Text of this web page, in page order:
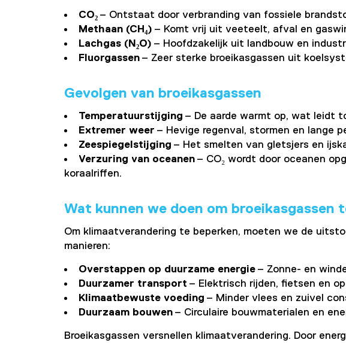
CO₂– Ontstaat door verbranding van fossiele
Methaan (CH₄) – Komt vrij uit veeteelt, afval en
Lachgas (N₂O) – Hoofdzakelijk uit landbouw en
Fluorgassen– Zeer sterke broeikasgassen uit
Gevolgen van broeikasgassen
Temperatuurstijging – De aarde warmt op, wat leidt
Extremer weer – Hevige regenval, stormen en lange
Zeespiegelstijging – Het smelten van gletsjers en
Verzuring van oceanen– CO₂ wordt door oceanen
koraalriffen.
Wat kunnen we doen om broeikasgassen
Om klimaatverandering te beperken, moeten we de
manieren:
Overstappen op duurzame energie– Zonne- en
Duurzamer transport – Elektrisch rijden, fietsen en
Klimaatbewuste voeding – Minder vlees en zuivel
Duurzaam bouwen– Circulaire bouwmaterialen en
Broeikasgassen versnellen klimaatverandering. Door